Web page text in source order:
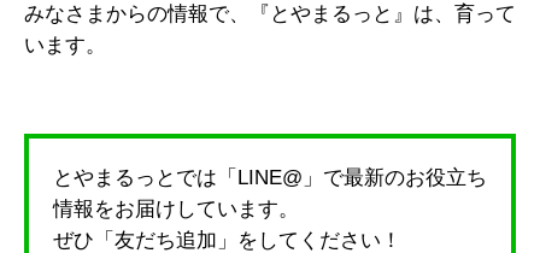
みなさまからの情報で、『とやまるっと』は、育って
います。
とやまるっとでは「LINE@」で最新のお役立ち
情報をお届けしています。
ぜひ「友だち追加」をしてください！